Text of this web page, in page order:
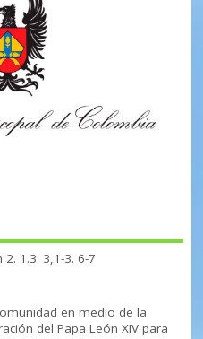
1.3: 3,1-3. 6-7
en medio de la
del Papa León XIV para